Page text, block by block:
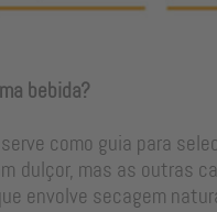
bebida?
como guia para
dulçor, mas as
envolve secagem